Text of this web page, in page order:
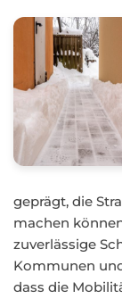
geprägt, die
machen
zuverlässige
Kommunen
dass die